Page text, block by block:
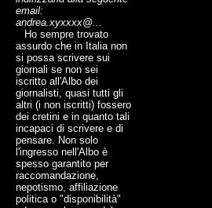
email:
andrea.xyxxxx@...
Ho sempre trovato
assurdo che in Italia non
si possa scrivere sui
giornali se non sei
iscritto all'Albo dei
giornalisti, quasi tutti gli
altri (i non iscritti) fossero
dei cretini e in quanto tali
incapaci di scrivere e di
pensare. Non solo
l'ingresso nell'Albo è
spesso garantito per
raccomandazione,
nepotismo, affiliazione
politica o "disponibilità"